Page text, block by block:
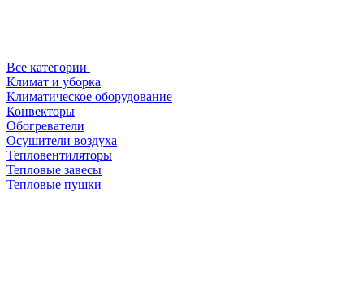
Все категории
Климат и уборка
Климатическое оборудование
Конвекторы
Обогреватели
Осушители воздуха
Тепловентиляторы
Тепловые завесы
Тепловые пушки